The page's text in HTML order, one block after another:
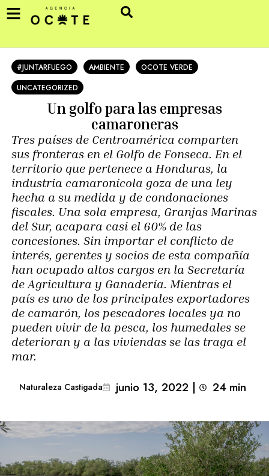
#JUNTARFUEGO AMBIENTE
OCOTE VERDE
UNCATEGORIZED
Un golfo para las empresas
camaroneras
Tres países de Centroamérica comparten
sus fronteras en el Golfo de Fonseca. En el
territorio que pertenece a Honduras, la
industria camaronícola goza de una ley
hecha a su medida y de condonaciones
fiscales. Una sola empresa, Granjas Marinas
del Sur, acapara casi el 60% de las
concesiones. Sin importar el conflicto de
interés, gerentes y socios de esta compañía
han ocupado altos cargos en la Secretaría
de Agricultura y Ganadería. Mientras el
país es uno de los principales exportadores
de camarón, los pescadores locales ya no
pueden vivir de la pesca, los humedales se
deterioran y a las viviendas se las traga el
mar.
Naturaleza Castigada junio 13, 2022 | 24 min